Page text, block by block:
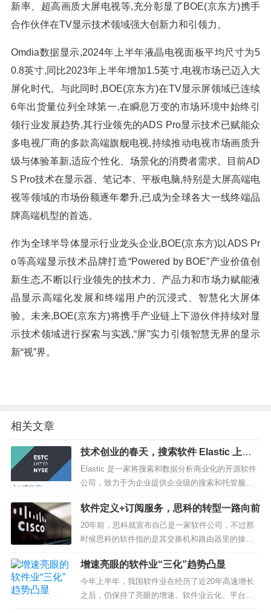
新率、超高画质大屏电视等,充分彰显了BOE(京东方)携手
合作伙伴在TV显示技术领域强大创新力和引领力。
Omdia数据显示,2024年上半年液晶电视面板平均尺寸为5
0.8英寸,同比2023年上半年增加1.5英寸,电视市场已迈入大
屏化时代。与此同时,BOE(京东方)在TV显示屏领域已连续
6年出货量位列全球第一,在瞬息万变的市场环境中始终引
领行业发展趋势,其行业领先的ADS Pro显示技术已赋能众
多电视厂商的多款高端旗舰电视,持续推动电视市场画质升
级与体验革新,适应个性化、场景化的消费者需求。目前AD
S Pro技术在显示器、笔记本、平板电脑,特别是大屏高端电
视等领域的市场份额逐年攀升,已成为全球各大一线终端品
牌高端机型的首选。
作为全球半导体显示行业龙头企业,BOE(京东方)以ADS Pr
o等高端显示技术品牌打造“Powered by BOE”产业价值创
新生态,不断以行业领先的技术力、产品力和市场力赋能液
晶显示高端化发展和终端用户的沉浸式、智慧化大屏体
验。未来,BOE(京东方)将携手产业链上下游伙伴持续对显
示技术领域进行探索与实践,“屏”实力引领智慧无界的显示
新“视”界。
相关文章
技术创业的春天，搜索软件 Elastic 上市
首日市值翻倍
Elastic 是一家将搜索和数据分析商业化的开源软件
公司，致力于为企业提供企业级的搜索和托管服
务。例如可以在点外卖时为企业自动匹配骑手和附
近的订单，或是帮助商家为用户推荐关键词相关的
产品及服务...
软件定义+订阅服务，思科的转型一路向前
20年前，思科就宣布自己是一家软件公司，不过那
时候思科的软件指的是其交换机和路由器里的操作
系统（IOS）。20年前，思科就把服务作为自己以及
合作伙伴的核心业务之一，不过那时候的服...
增速亮眼的软件业“三化”趋势凸显
今年上半年，我国软件业在经历了近20年高速增长
之后，仍保持了亮眼的增速。软件业云化、平台
化、服务化发展趋势凸显。软件产品和服务向基于